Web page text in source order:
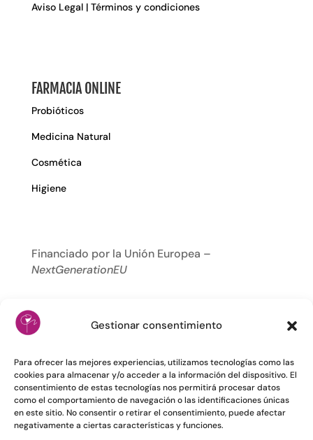
Gestionar consentimiento
Para ofrecer las mejores experiencias, utilizamos tecnologías como las
cookies para almacenar y/o acceder a la información del dispositivo. El
consentimiento de estas tecnologías nos permitirá procesar datos
como el comportamiento de navegación o las identificaciones únicas
en este sitio. No consentir o retirar el consentimiento, puede afectar
negativamente a ciertas características y funciones.
Aviso Legal | Términos y condiciones
FARMACIA ONLINE
Probióticos
Medicina Natural
Cosmética
Higiene
Financiado por la Unión Europea –
NextGenerationEU